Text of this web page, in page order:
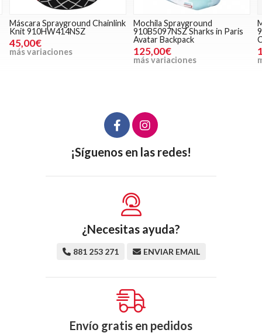
Máscara Sprayground Chainlink
Knit 910HW414NSZ
45,00€
más variaciones
Mochila Sprayground
910B5097NSZ Sharks in Paris
Avatar Backpack
125,00€
más variaciones
¡Síguenos en las redes!
¿Necesitas ayuda?
881 253 271 ENVIAR EMAIL
Envío gratis en pedidos